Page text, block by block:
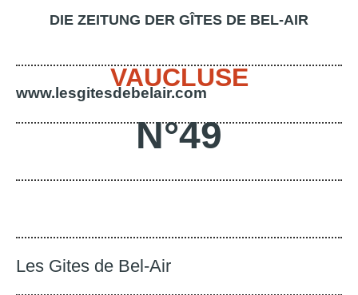
DIE ZEITUNG DER GÎTES DE BEL-AIR
VAUCLUSE
www.lesgitesdebelair.com
N°49
Les Gites de Bel-Air